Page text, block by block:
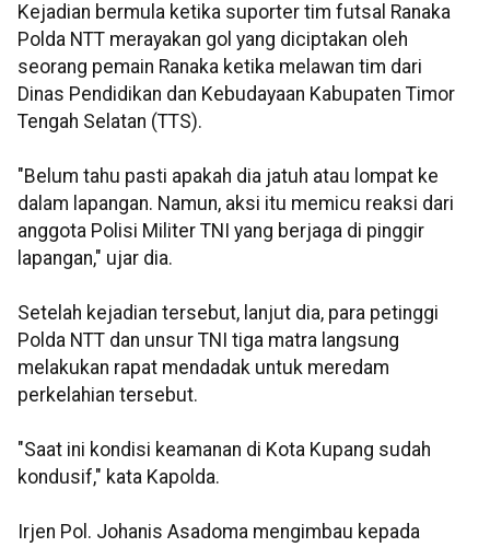
Kejadian bermula ketika suporter tim futsal Ranaka
Polda NTT merayakan gol yang diciptakan oleh
seorang pemain Ranaka ketika melawan tim dari
Dinas Pendidikan dan Kebudayaan Kabupaten Timor
Tengah Selatan (TTS).
"Belum tahu pasti apakah dia jatuh atau lompat ke
dalam lapangan. Namun, aksi itu memicu reaksi dari
anggota Polisi Militer TNI yang berjaga di pinggir
lapangan," ujar dia.
Setelah kejadian tersebut, lanjut dia, para petinggi
Polda NTT dan unsur TNI tiga matra langsung
melakukan rapat mendadak untuk meredam
perkelahian tersebut.
"Saat ini kondisi keamanan di Kota Kupang sudah
kondusif," kata Kapolda.
Irjen Pol. Johanis Asadoma mengimbau kepada